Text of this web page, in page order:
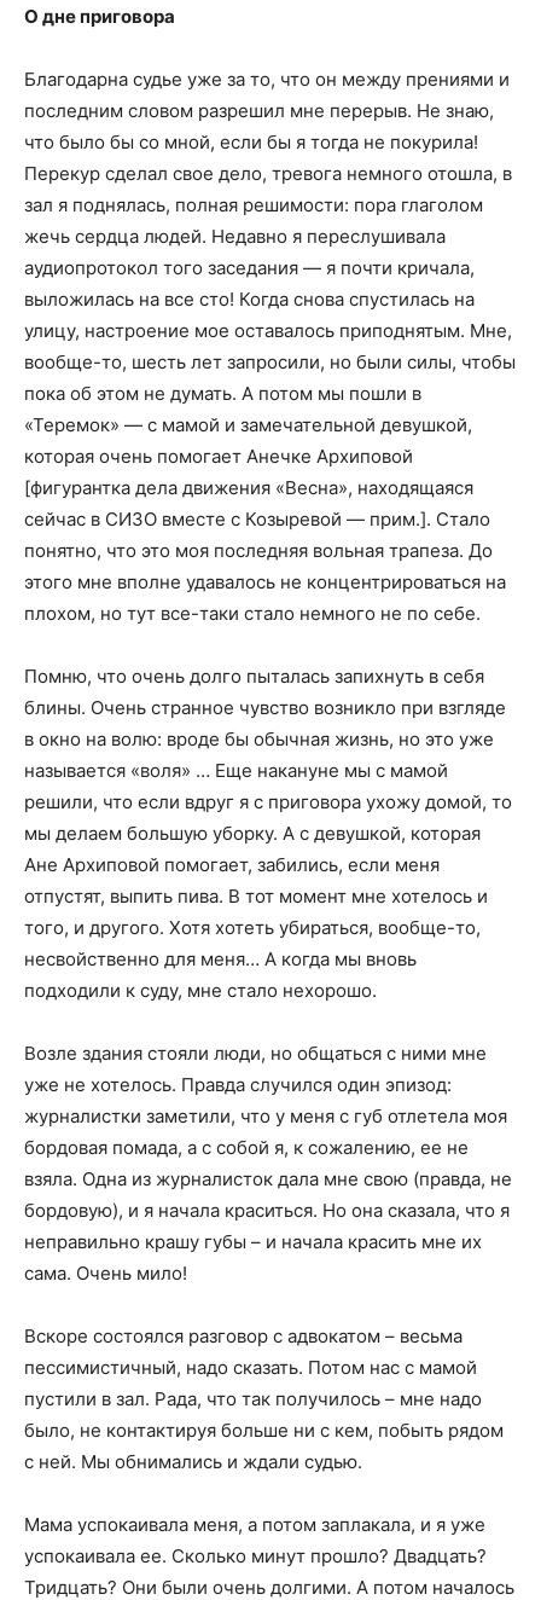
О дне приговора
Благодарна судье уже за то, что он между прениями и
последним словом разрешил мне перерыв. Не знаю,
что было бы со мной, если бы я тогда не покурила!
Перекур сделал свое дело, тревога немного отошла, в
зал я поднялась, полная решимости: пора глаголом
жечь сердца людей. Недавно я переслушивала
аудиопротокол того заседания — я почти кричала,
выложилась на все сто! Когда снова спустилась на
улицу, настроение мое оставалось приподнятым. Мне,
вообще-то, шесть лет запросили, но были силы, чтобы
пока об этом не думать. А потом мы пошли в
«Теремок» — с мамой и замечательной девушкой,
которая очень помогает Анечке Архиповой
[фигурантка дела движения «Весна», находящаяся
сейчас в СИЗО вместе с Козыревой — прим.]. Стало
понятно, что это моя последняя вольная трапеза. До
этого мне вполне удавалось не концентрироваться на
плохом, но тут все-таки стало немного не по себе.
Помню, что очень долго пыталась запихнуть в себя
блины. Очень странное чувство возникло при взгляде
в окно на волю: вроде бы обычная жизнь, но это уже
называется «воля» … Еще накануне мы с мамой
решили, что если вдруг я с приговора ухожу домой, то
мы делаем большую уборку. А с девушкой, которая
Ане Архиповой помогает, забились, если меня
отпустят, выпить пива. В тот момент мне хотелось и
того, и другого. Хотя хотеть убираться, вообще-то,
несвойственно для меня… А когда мы вновь
подходили к суду, мне стало нехорошо.
Возле здания стояли люди, но общаться с ними мне
уже не хотелось. Правда случился один эпизод:
журналистки заметили, что у меня с губ отлетела моя
бордовая помада, а с собой я, к сожалению, ее не
взяла. Одна из журналисток дала мне свою (правда, не
бордовую), и я начала краситься. Но она сказала, что я
неправильно крашу губы – и начала красить мне их
сама. Очень мило!
Вскоре состоялся разговор с адвокатом – весьма
пессимистичный, надо сказать. Потом нас с мамой
пустили в зал. Рада, что так получилось – мне надо
было, не контактируя больше ни с кем, побыть рядом
с ней. Мы обнимались и ждали судью.
Мама успокаивала меня, а потом заплакала, и я уже
успокаивала ее. Сколько минут прошло? Двадцать?
Тридцать? Они были очень долгими. А потом началось